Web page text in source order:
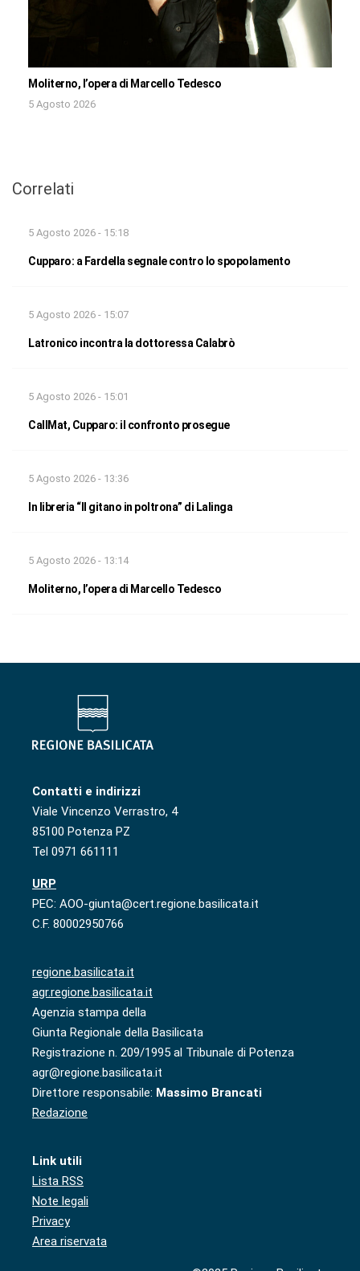
Moliterno, l’opera di Marcello Tedesco
5 Agosto 2026
Correlati
5 Agosto 2026 - 15:18
Cupparo: a Fardella segnale contro lo spopolamento
5 Agosto 2026 - 15:07
Latronico incontra la dottoressa Calabrò
5 Agosto 2026 - 15:01
CallMat, Cupparo: il confronto prosegue
5 Agosto 2026 - 13:36
In libreria “Il gitano in poltrona” di Lalinga
5 Agosto 2026 - 13:14
Moliterno, l’opera di Marcello Tedesco
Contatti e indirizzi
Viale Vincenzo Verrastro, 4
85100 Potenza PZ
Tel 0971 661111
URP
PEC: AOO-giunta@cert.regione.basilicata.it
C.F. 80002950766
regione.basilicata.it
agr.regione.basilicata.it
Agenzia stampa della
Giunta Regionale della Basilicata
Registrazione n. 209/1995 al Tribunale di Potenza
agr@regione.basilicata.it
Direttore responsabile: Massimo Brancati
Redazione
Link utili
Lista RSS
Note legali
Privacy
Area riservata